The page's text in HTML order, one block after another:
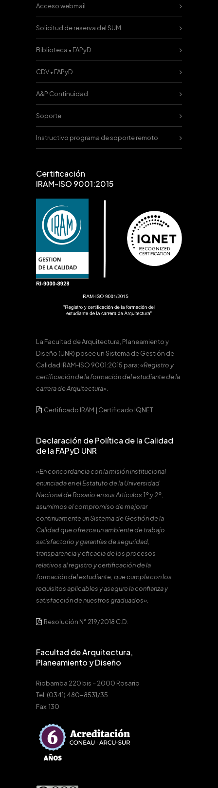
Acceso webmail
Solicitud de reserva del SUM
Biblioteca • FAPyD
CDV • FAPyD
A&P Continuidad
Soporte
Instructivo programa de soporte remoto
Certificación
IRAM-ISO 9001:2015
La Facultad de Arquitectura, Planeamiento y
Diseño (UNR) posee un Sistema de Gestión de
Calidad IRAM-ISO 9001:2015 para:«Registro y
certificación de la formación del estudiante de la
carrera de Arquitectura».
Certificado IRAM | Certificado IQNET
Declaración de Política de la Calidad
de la FAPyD UNR
«En concordancia con la misión institucional
enunciada en el Estatuto de la Universidad
Nacional de Rosario en sus Artículos 1º y 2º,
asumimos el compromiso de mejorar
continuamente un Sistema de Gestión de la
Calidad que ofrezca un ambiente de trabajo
satisfactorio y garantías de seguridad,
transparencia y eficacia de los procesos
relativos al registro y certificación de la
formación del estudiante, que cumpla con los
requisitos aplicables y asegure la confianza y
satisfacción de nuestros graduados».
Resolución N° 219/2018 C.D.
Facultad de Arquitectura,
Planeamiento y Diseño
Riobamba 220 bis – 2000 Rosario
Tel: (0341) 480-8531/35
Fax: 130